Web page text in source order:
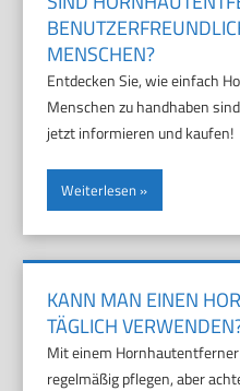
MENSCHEN?
Entdecken Sie, wie einfach
Menschen zu handhaben
jetzt informieren und kaufen!
Weiterlesen
KANN MAN EINEN
TÄGLICH
Mit einem
regelmäßig pflegen, aber